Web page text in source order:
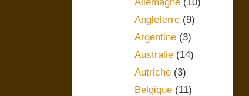
Angleterre(9)
Argentine(3)
Australie(14)
Autriche(3)
Belgique(11)